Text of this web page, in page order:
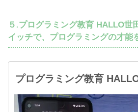
５.プログラミング教育 HALLO世
イッチで、プログラミングの才能
プログラミング教育